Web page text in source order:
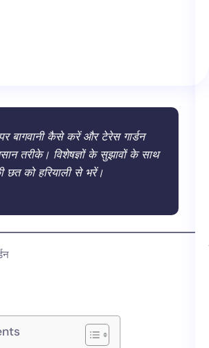
बागवानी कैसे करें और टेरेस गार्डन
तरीके। विशेषज्ञों के सुझावों के साथ
छत को हरियाली से भरें।